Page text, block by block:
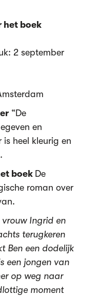
het boek
2 september
“De
en
heel kleurig en
boek De
roman over
vrouw Ingrid en
terugkeren
Ben een dodelijk
een jongen van
op weg naar
moment